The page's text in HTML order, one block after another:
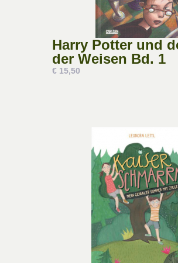
Harry Potter und
der Weisen Bd. 1
€ 15,50